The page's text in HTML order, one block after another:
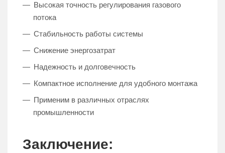
Высокая точность регулирования газового
потока
Стабильность работы системы
Снижение энергозатрат
Надежность и долговечность
Компактное исполнение для удобного монтажа
Применим в различных отраслях
промышленности
Заключение: